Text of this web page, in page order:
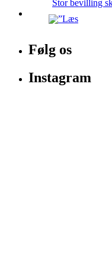
Stor bevilling
Følg os
Instagram